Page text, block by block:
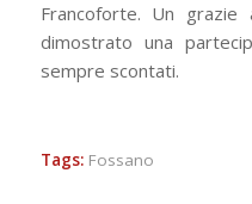
Francoforte. Un grazie
dimostrato una
sempre scontati.
Tags: Fossano